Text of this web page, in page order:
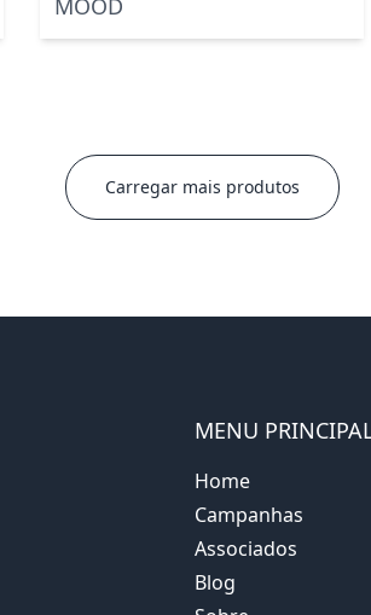
Carregar mais produtos
MENU
Home
Campanhas
Associados
Blog